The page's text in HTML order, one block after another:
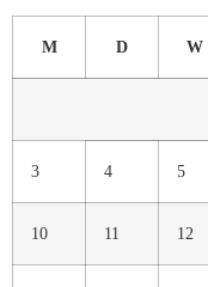
M D W
3 4 5
10 11 12